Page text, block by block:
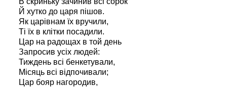
Й хутко до царя пішов.
Як царівнам їх вручили,
Ті їх в клітки посадили.
Цар на радощах в той день
Запросив усіх людей:
Тиждень всі бенкетували,
Місяць всі відпочивали;
Цар бояр нагородив,